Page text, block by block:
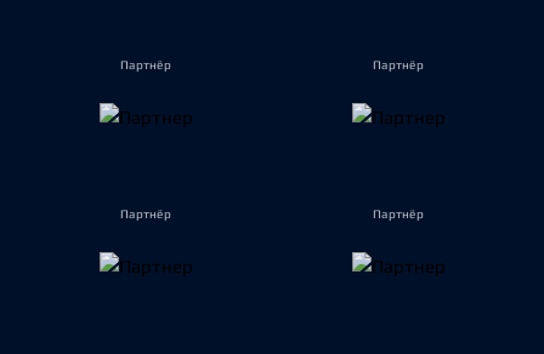
Партнёр Партнёр
Партнёр Партнёр